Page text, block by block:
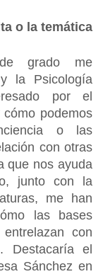
o la temática
grado me
la Psicología
por el
podemos
o las
con otras
que nos ayuda
junto con la
me han
las bases
con
Destacaría el
Sánchez en